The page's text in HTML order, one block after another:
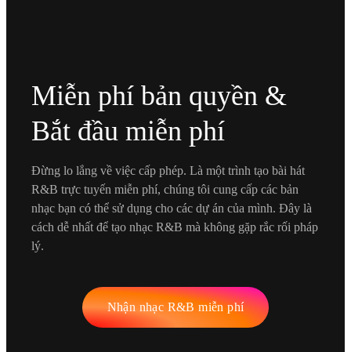
Miễn phí bản quyền &
Bắt đầu miễn phí
Đừng lo lắng về việc cấp phép. Là một trình tạo bài hát
R&B trực tuyến miễn phí, chúng tôi cung cấp các bản
nhạc bạn có thể sử dụng cho các dự án của mình. Đây là
cách dễ nhất để tạo nhạc R&B mà không gặp rắc rối pháp
lý.
Nhận nhạc R&B miễn phí